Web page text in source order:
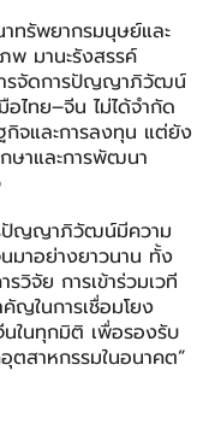
ทรัพยากรมนุษย์และ
พ มานะรังสรรค์
รจัดการปัญญาภิวัฒน์
ไทย–จีน ไม่ได้จำกัด
จและการลงทุน แต่ยัง
ษาและการพัฒนา
ปัญญาภิวัฒน์มีความ
มาอย่างยาวนาน ทั้ง
วิจัย การเข้าร่วมเวที
ญในการเชื่อมโยง
ในทุกมิติ เพื่อรองรับ
ตสาหกรรมในอนาคต”